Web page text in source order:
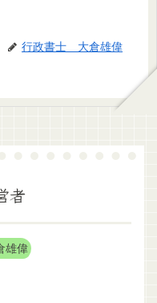
行政書士 大倉雄偉
者
雄偉